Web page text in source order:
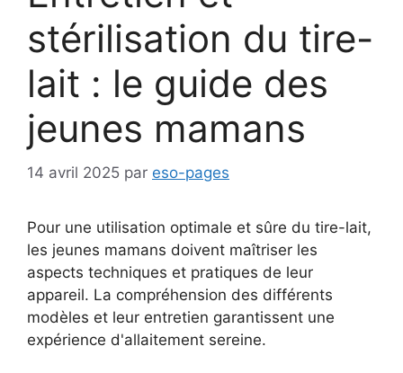
stérilisation du tire-
lait : le guide des
jeunes mamans
14 avril 2025 par eso-pages
Pour une utilisation optimale et sûre du tire-lait,
les jeunes mamans doivent maîtriser les
aspects techniques et pratiques de leur
appareil. La compréhension des différents
modèles et leur entretien garantissent une
expérience d'allaitement sereine.